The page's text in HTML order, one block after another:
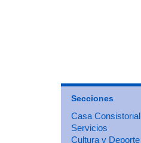
Secciones
Casa Consistorial
Servicios
Cultura y Deporte